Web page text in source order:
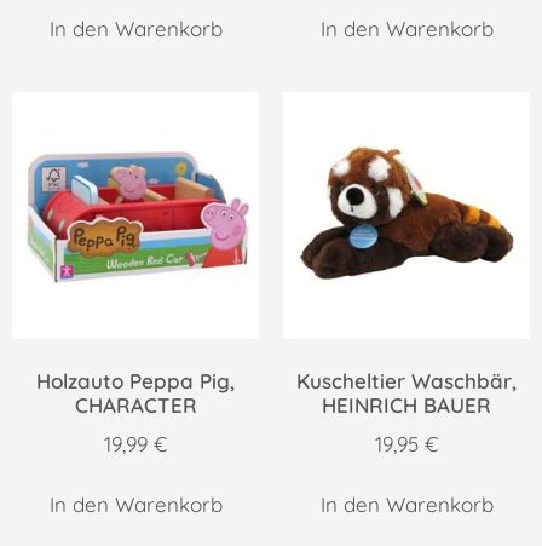
In den Warenkorb In den Warenkorb
Holzauto Peppa Pig,
CHARACTER
19,99 €
In den Warenkorb
Kuscheltier Waschbär,
HEINRICH BAUER
19,95 €
In den Warenkorb